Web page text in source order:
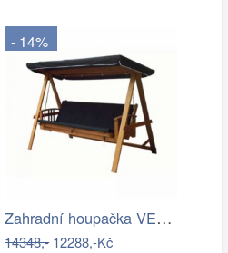
- 14%
Zahradní houpačka VEGAS LUX Rojaplast
14348,-12288,-Kč